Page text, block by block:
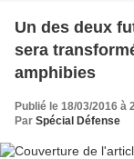
Un des deux
sera
amphibies
Publié le 18/03/2016 à
Par Spécial Défense